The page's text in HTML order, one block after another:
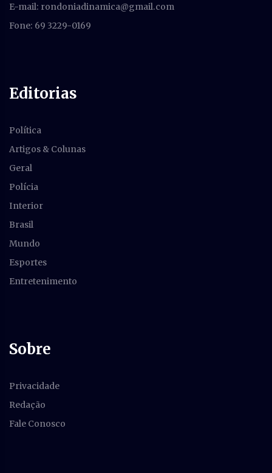
E-mail: rondoniadinamica@gmail.com
Fone: 69 3229-0169
Editorias
Política
Artigos & Colunas
Geral
Polícia
Interior
Brasil
Mundo
Esportes
Entretenimento
Sobre
Privacidade
Redação
Fale Conosco